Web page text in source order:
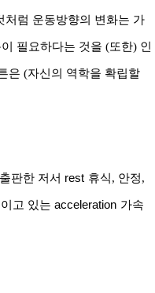
처럼 운동방향의 변화는 가
필요하다는 것을 (또한) 인
은 (자신의 역학을 확립할
판한 저서 rest 휴식, 안정,
고 있는 acceleration 가속